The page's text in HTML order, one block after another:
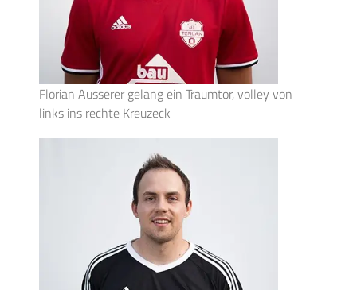
Florian Ausserer gelang ein Traumtor, volley von
links ins rechte Kreuzeck